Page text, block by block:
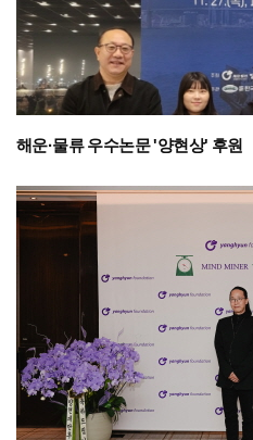
해운·물류 우수논문 '양현상' 후원